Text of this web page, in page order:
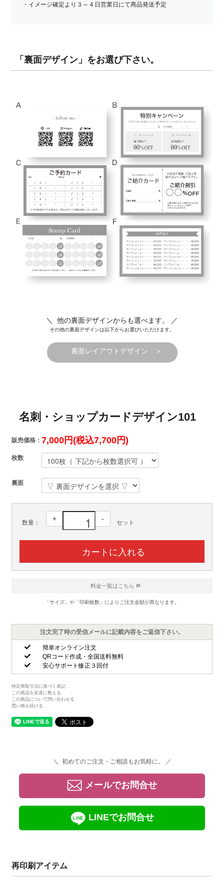
・イメージ確定より３～４日営業日にて商品発送予定
「裏面デザイン」をお選び下さい。
＼ 他の裏面デザインからも選べます。 ／
その他の裏面デザインは以下からお選びいただけます。
裏面レイアウトデザイン ＞
名刺・ショップカードデザイン101
販売価格： 7,000円(税込7,700円)
枚数
裏面
数量：
+ -
セット
料金一覧はこちら
「サイズ」や「印刷枚数」によりご注文金額が異なります。
注文完了時の受信メールに記載内容をご返信下さい。
簡単オンライン注文
QRコード作成・全国送料無料
安心サポート修正３回付
特定商取引法に基づく表記
この商品を友達に教える
この商品について問い合わせる
買い物を続ける
＼ 初めてのご注文・ご相談もお気軽に。 ／
メールでお問合せ
LINEでお問合せ
再印刷アイテム